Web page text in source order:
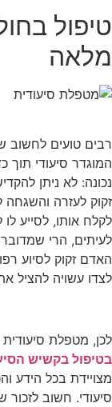
טיפול
מלאה
רבים טועים
המוגדר סיעודי תוך
נכונה: לא ניתן
לקלח אותו, לסייע
לעיתים, הרי
האדם זקוק לסיוע
לצדו עשויה להציל
לכן, מטפלת סיעודית
בטיפול בקשיש
מצויידת בכל הידע
סיעודי. חשוב